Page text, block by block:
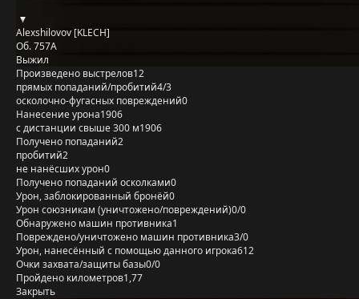
Alexshilovov [KLECH]
Об. 757А
Выжил
Произведено выстрелов12
прямых попаданий/пробитий4/3
осколочно-фугасных повреждений0
Нанесение урона1906
с дистанции свыше 300 м1906
Получено попаданий2
пробитий2
не нанёсших урон0
Получено попаданий осколками0
Урон, заблокированный бронёй0
Урон союзникам (уничтожено/повреждений)0/0
Обнаружено машин противника1
Повреждено/уничтожено машин противника3/0
Урон, нанесённый с помощью данного игрока612
Очки захвата/защиты базы0/0
Пройдено километров1,77
Закрыть